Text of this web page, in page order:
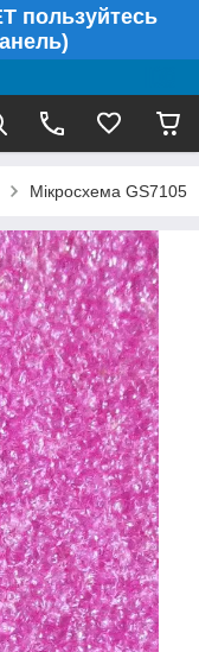
пользуйтесь
Мікросхема GS7105